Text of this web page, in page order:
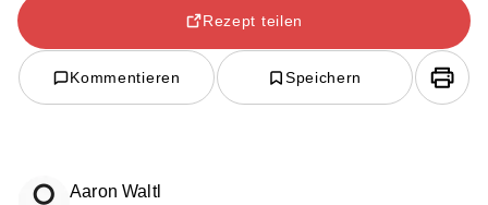
Rezept teilen
Kommentieren Speichern
Aaron Waltl